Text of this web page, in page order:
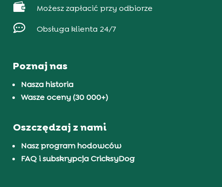
 Możesz zapłacić przy odbiorze
 Obsługa klienta 24/7
Poznaj nas
Nasza historia
Wasze oceny (30 000+)
Oszczędzaj z nami
Nasz program hodowców
FAQ i subskrypcja CricksyDog